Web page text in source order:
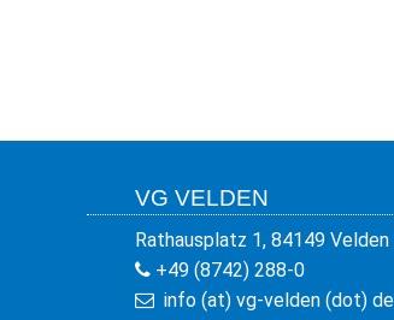
VG VELDEN
Rathausplatz 1, 84149 Velden
+49 (8742) 288-0
info (at) vg-velden (dot) de